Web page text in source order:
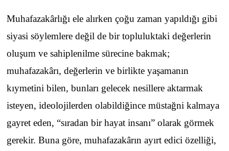
Muhafazakârlığı ele alırken çoğu zaman yapıldığı gibi
siyasi söylemlere değil de bir topluluktaki değerlerin
oluşum ve sahiplenilme sürecine bakmak;
muhafazakârı, değerlerin ve birlikte yaşamanın
kıymetini bilen, bunları gelecek nesillere aktarmak
isteyen, ideolojilerden olabildiğince müstağni kalmaya
gayret eden, “sıradan bir hayat insanı” olarak görmek
gerekir. Buna göre, muhafazakârın ayırt edici özelliği,